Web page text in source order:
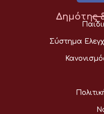
Δημότης
Σύστημα